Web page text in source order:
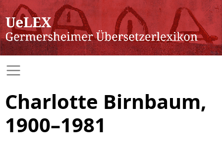
Charlotte Birnbaum,
1900–1981